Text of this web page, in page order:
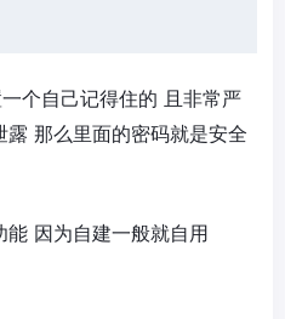
个自己记得住的 且非常严
那么里面的密码就是安全
能 因为自建一般就自用